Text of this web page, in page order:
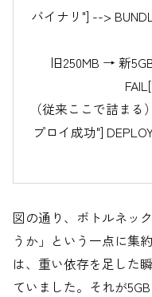
バイナリ"] -->
旧250MB → 新
（従来ここで詰まる
プロイ成功"]
図の通り、ボトルネッ
うか」という一点に集
は、重い依存を足した
ていました。それが